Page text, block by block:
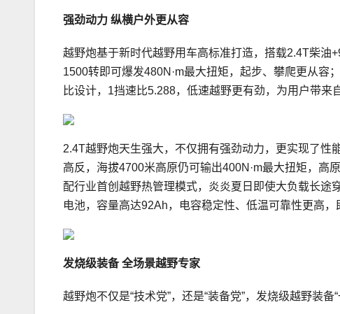
强劲动力 纵横户外更从容
越野炮基于新时代越野用车高标准打造，搭载2.4T柴油
1500转即可爆发480N·m最大扭矩，起步、攀爬更从容
比设计，1挡速比5.288，低速越野更有劲，为用户带来
2.4T越野炮天生强大，不仅拥有强劲动力，更实现了性
高反，海拔4700米高原仍可输出400N·m最大扭矩，高
配行业首创越野热管理模式，炎炎夏日即使大负载长途
电池，容量高达92Ah，电容稳定性、低温可靠性更高
发烧级装备 全场景越野专家
越野炮不仅是“技术党”，还是“装备党”，发烧级越野装